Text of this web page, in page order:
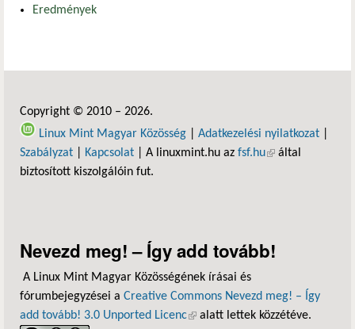
Eredmények
Copyright © 2010 – 2026.
Linux Mint Magyar Közösség
Adatkezelési nyilatkozat
Szabályzat
Kapcsolat | A linuxmint.hu az fsf.hu(külső hivatkozás)
által
biztosított kiszolgálóin fut.
Nevezd meg! – Így add tovább!
A Linux Mint Magyar Közösségének írásai és
fórumbejegyzései a Creative Commons Nevezd meg! – Így
add tovább! 3.0 Unported Licenc(külső hivatkozás)
alatt lettek közzétéve.